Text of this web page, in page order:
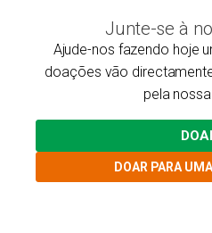
Junte-se à
Ajude-nos fazendo hoje
doações vão
pela
DOAR PARA